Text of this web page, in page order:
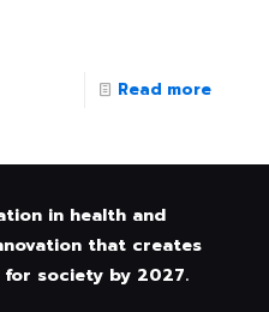
Read more
in health and
that creates
for society by 2027.